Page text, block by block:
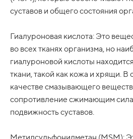
суставов и общего состояния
Гиалуроновая кислота: Это
во всех тканях организма, но
гиалуроновой кислоты
ткани, такой как кожа и хрящи. В
качестве смазывающего
сопротивление сжимающим
подвижность суставов.
Метилсульфонилметан (MSM):